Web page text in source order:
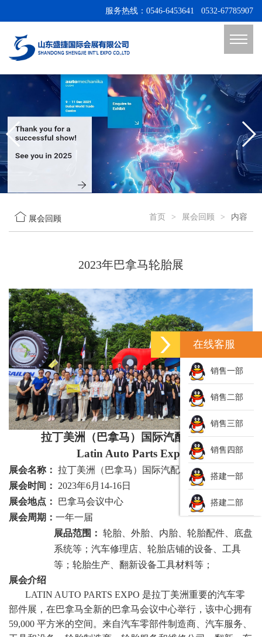
服务热线：0546-6453641 0532-67785907
 展会回顾 首页 > 展会回顾 > 内容
2023年巴拿马轮胎展
拉丁美洲（巴拿马）国际汽配
/轮胎展
Latin Auto Parts Expo
展会名称： 拉丁美洲（巴拿马）国际汽配/轮胎展
展会时间：
2023年6月14-16日
展会地点：
巴拿马会议中心
展会周期： 一年一届
展品范围： 轮胎、外胎、内胎、轮胎配件、底盘
系统等；汽车修理店、轮胎店铺的设备、工具
等；轮胎生产、翻新设备工具材料等；
展会介绍
LATIN AUTO PARTS EXPO 是拉丁美洲重要的汽车零
部件展 ， 在巴拿马全新的巴拿马会议中心举行，该中心拥有
59,000 平方米的空间。来自汽车零部件制造商、汽车服务、
在线客服
销售一部
销售二部
销售三部
销售四部
搭建一部
搭建二部